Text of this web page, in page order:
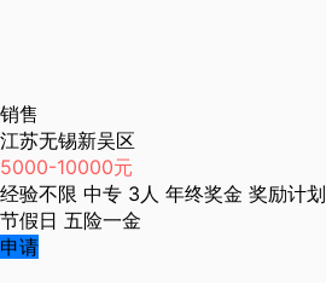
销售
江苏无锡新吴区
5000-10000元
经验不限 中专 3人 年终奖金 奖励计划
节假日 五险一金
申请